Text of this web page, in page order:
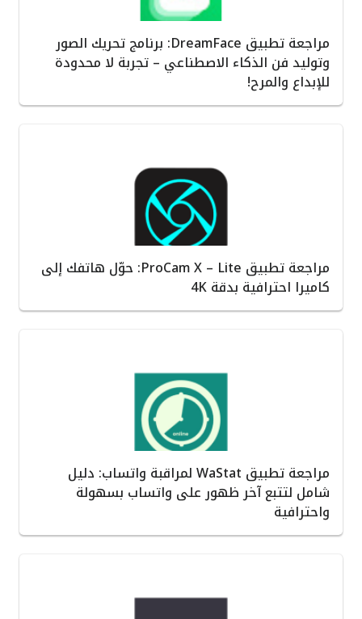
مراجعة تطبيق DreamFace: برنامج تحريك الصور
وتوليد فن الذكاء الاصطناعي – تجربة لا محدودة
للإبداع والمرح!
مراجعة تطبيق ProCam X – Lite: حوّل هاتفك إلى
كاميرا احترافية بدقة 4K
مراجعة تطبيق WaStat لمراقبة واتساب: دليل
شامل لتتبع آخر ظهور على واتساب بسهولة
واحترافية